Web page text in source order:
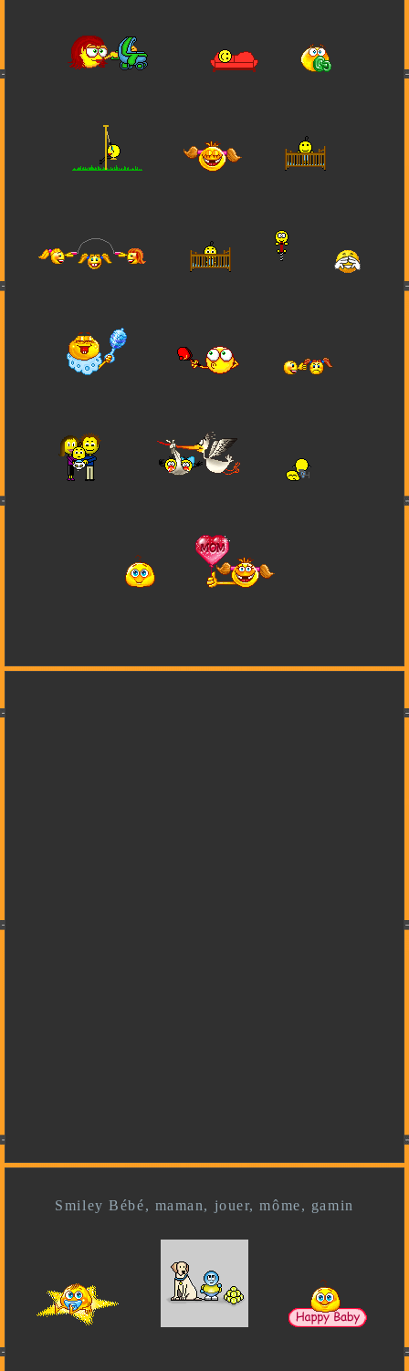
Smiley Bébé, maman, jouer, môme, gamin